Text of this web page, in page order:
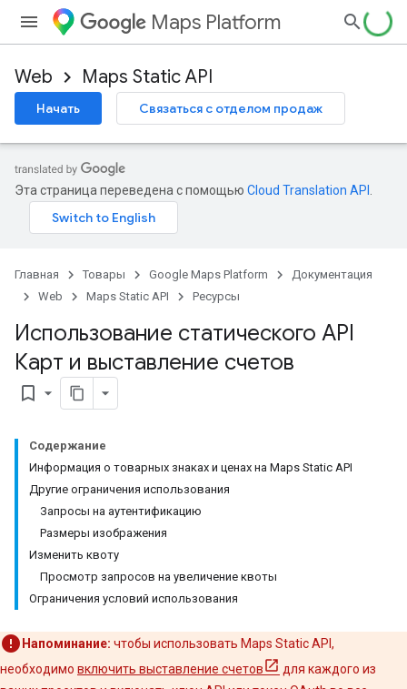
Maps Platform
Web Maps Static API
Начать Связаться с отделом продаж
Эта страница переведена с помощью Cloud Translation API
Главная Товары Google Maps Platform
Документация
Web
Maps Static API Ресурсы
Использование статического API
Карт и выставление счетов
bookmark_border
Содержание
Информация о товарных знаках и ценах на Maps Static API
Другие ограничения использования
Запросы на аутентификацию
Размеры изображения
Изменить квоту
Просмотр запросов на увеличение квоты
Ограничения условий использования
Напоминание: чтобы использовать Maps Static API,
необходимо включить выставление счетов
для каждого из